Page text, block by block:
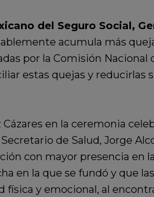
del Seguro Social,
acumula más
por la Comisión Nacional
estas quejas y reducirlas
en la ceremonia
de Salud, Jorge
con mayor presencia en
en la que se fundó y que
y emocional, al